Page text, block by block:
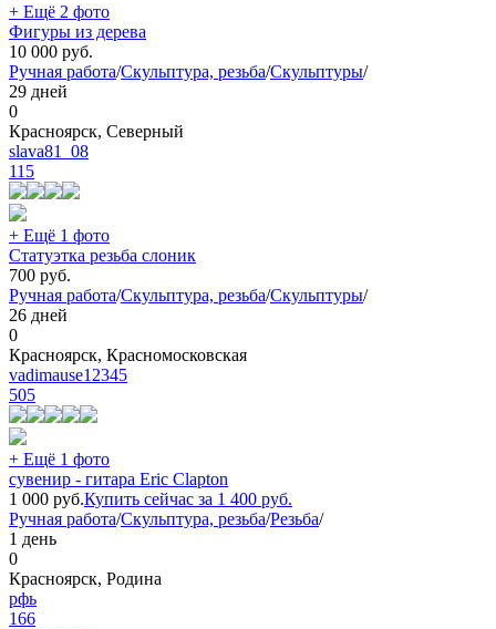
+ Ещё 2 фото
Фигуры из дерева
10 000 руб.
Ручная работа/Скульптура, резьба/Скульптуры/
29 дней
0
Красноярск, Северный
slava81_08
115
+ Ещё 1 фото
Статуэтка резьба слоник
700 руб.
Ручная работа/Скульптура, резьба/Скульптуры/
26 дней
0
Красноярск, Красномосковская
vadimause12345
505
+ Ещё 1 фото
сувенир - гитара Eric Clapton
1 000 руб.Купить сейчас за 1 400 руб.
Ручная работа/Скульптура, резьба/Резьба/
1 день
0
Красноярск, Родина
рфь
166